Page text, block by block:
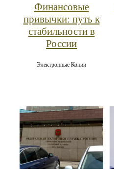
Финансовые
привычки: путь к
стабильности в
России
Электронные Копии